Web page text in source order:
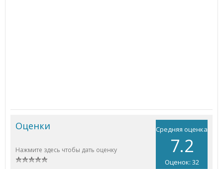
Средняя оценка
7.2
Оценок: 32
Оценки
Нажмите здесь чтобы дать оценку